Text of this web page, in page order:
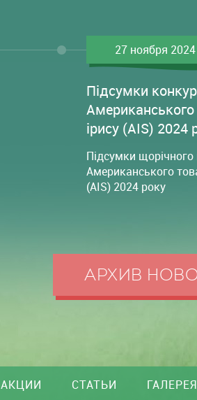
27 ноября 2024
Підсумки
ірису (AIS) 2024
Підсумки щорічного
Американського
(AIS) 2024 року
АРХИВ
АКЦИИ СТАТЬИ ГАЛЕРЕЯ